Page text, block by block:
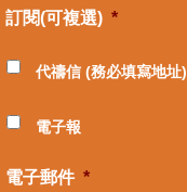
訂閱(可複選) *
代禱信 (務必填寫地址)
電子報
電子郵件 *